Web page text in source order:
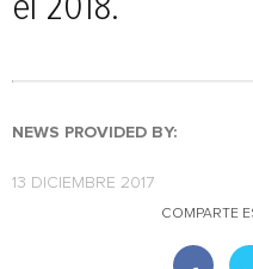
el 2018.
NEWS PROVIDED BY:
13 DICIEMBRE 2017
COMPARTE